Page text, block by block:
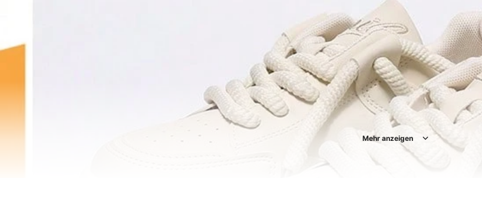
Mehr anzeigen